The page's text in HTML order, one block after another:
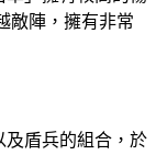
敵陣，擁有非常
及盾兵的組合，於